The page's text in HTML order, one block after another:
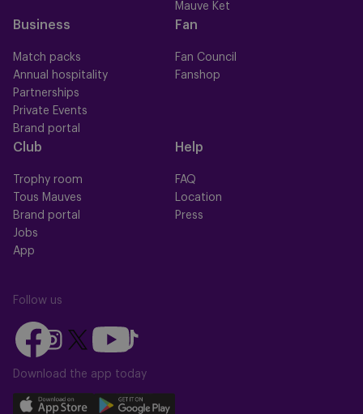
Mauve Ket
Business
Match packs
Annual hospitality
Partnerships
Private Events
Brand portal
Fan
Fan Council
Fanshop
Club
Trophy room
Tous Mauves
Brand portal
Jobs
App
Help
FAQ
Location
Press
Follow us
Follow
us
on
Follow
us
on
Instagram
Follow
on
X
Follow
us
on
Follow
us
on
TikTok
Download the app today
Download Download